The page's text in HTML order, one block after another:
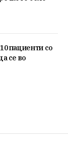
пациенти со
се во